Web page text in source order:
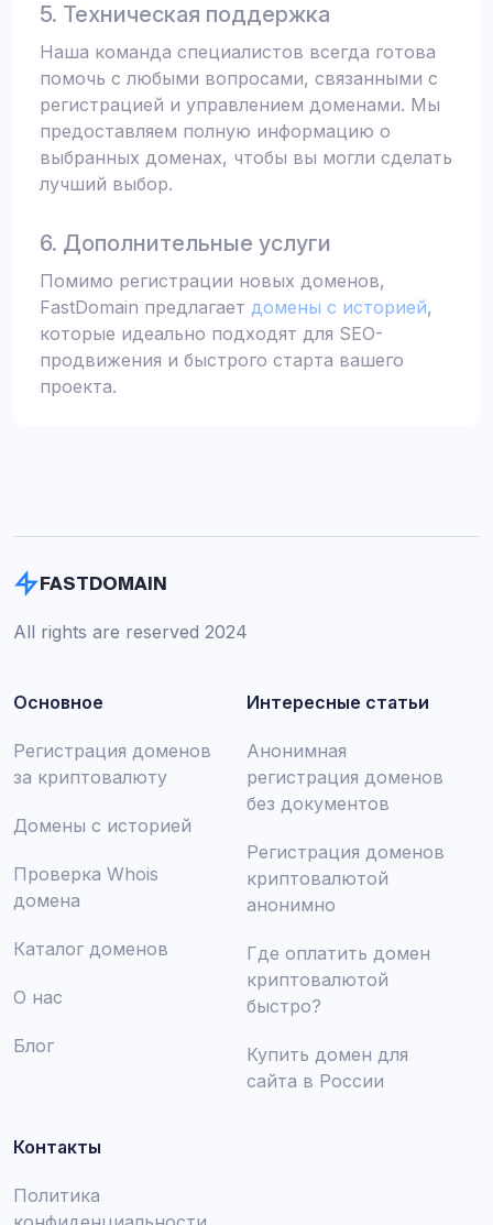
5. Техническая поддержка
Наша команда специалистов всегда готова
помочь с любыми вопросами, связанными с
регистрацией и управлением доменами. Мы
предоставляем полную информацию о
выбранных доменах, чтобы вы могли сделать
лучший выбор.
6. Дополнительные услуги
Помимо регистрации новых доменов,
FastDomain предлагает домены с историей,
которые идеально подходят для SEO-
продвижения и быстрого старта вашего
проекта.
FASTDOMAIN
All rights are reserved 2024
Основное
Регистрация доменов
за криптовалюту
Домены с историей
Проверка Whois
домена
Каталог доменов
О нас
Блог
Интересные статьи
Анонимная
регистрация доменов
без документов
Регистрация доменов
криптовалютой
анонимно
Где оплатить домен
криптовалютой
быстро?
Купить домен для
сайта в России
Контакты
Политика